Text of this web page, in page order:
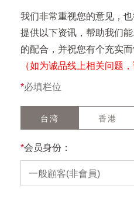
我们非常重视您的意见，
提供以下资讯，帮助我们
的配合，并祝您有个充实而
（如为诚品线上相关问题
*必填栏位
台湾 香港
*会员身份：
一般顧客(非會員)